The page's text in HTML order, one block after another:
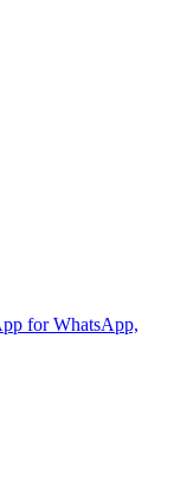
for WhatsApp,